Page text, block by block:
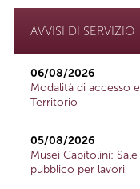
AVVISI DI SERVIZIO
06/08/2026
Modalità di accesso
Territorio
05/08/2026
Musei Capitolini:
pubblico per lavori